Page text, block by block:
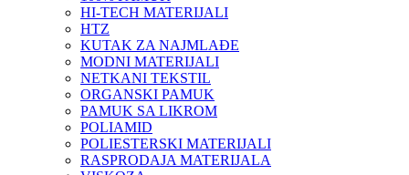
HI-TECH MATERIJALI
HTZ
KUTAK ZA NAJMLAĐE
MODNI MATERIJALI
NETKANI TEKSTIL
ORGANSKI PAMUK
PAMUK SA LIKROM
POLIAMID
POLIESTERSKI MATERIJALI
RASPRODAJA MATERIJALA